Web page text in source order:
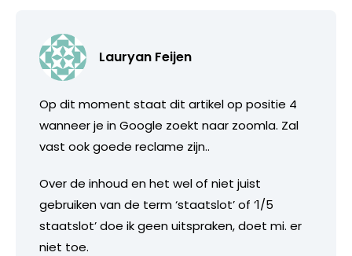
Lauryan Feijen
Op dit moment staat dit artikel op positie 4
wanneer je in Google zoekt naar zoomla. Zal
vast ook goede reclame zijn..
Over de inhoud en het wel of niet juist
gebruiken van de term ‘staatslot’ of ‘1/5
staatslot’ doe ik geen uitspraken, doet mi. er
niet toe.